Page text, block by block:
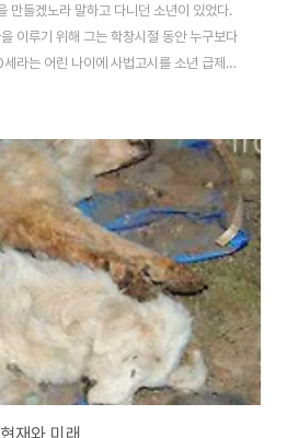
만들겠노라 말하고 다니던 소년이 있었다.
이루기 위해 그는 학창시절 동안 누구보다
라는 어린 나이에 사법고시를 소년 급제하
오랫동안 소원해왔던 사회정의를 위해 몸
있다. 그렇게 싫어하던 부정부패, 정경유
회악들 속에서 권력이 주는 달콤함에 도취
며 버티고 있는 바로 그 한 사람, 전 민정수
부패 척결을 외치던 그 청년이 이토록 타락